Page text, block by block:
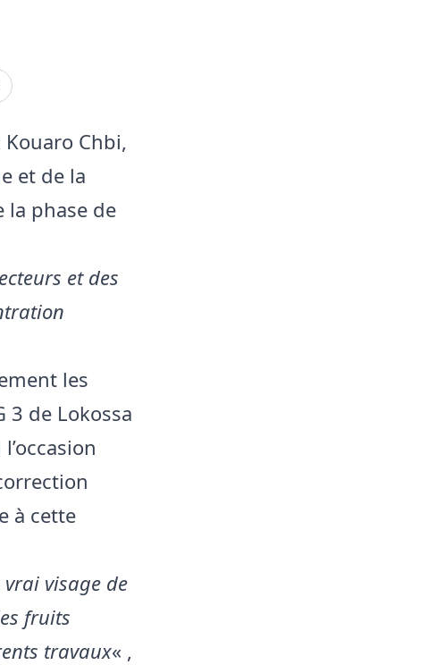
Chbi,
et de la
phase de
et des
les
3 de Lokossa
à cette
visage de
fruits
travaux« ,